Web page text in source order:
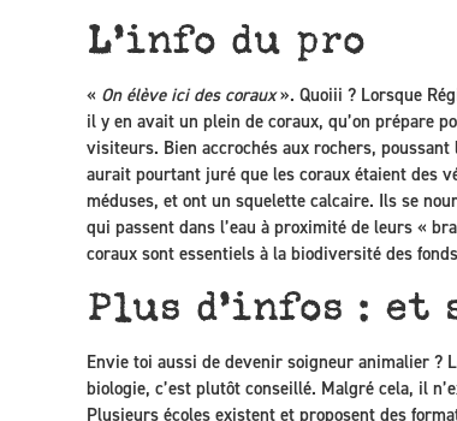
L’info du pro
« On élève ici des coraux». Quoiii ? Lorsque
il y en avait un plein de coraux, qu’on prépare
visiteurs. Bien accrochés aux rochers,
aurait pourtant juré que les coraux étaient des
méduses, et ont un squelette calcaire. Ils se
qui passent dans l’eau à proximité de leurs «
coraux sont essentiels à la biodiversité des
Plus d’infos :
Envie toi aussi de devenir soigneur animalier ?
biologie, c’est plutôt conseillé. Malgré cela, il
Plusieurs écoles existent et proposent des